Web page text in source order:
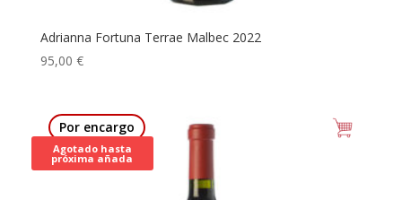
Adrianna Fortuna Terrae Malbec 2022
95,00 €
Por encargo
Agotado hasta
próxima añada